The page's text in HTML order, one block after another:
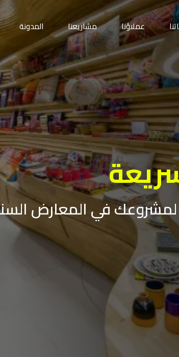
عملاؤنا مشاريعنا المدونة
في المعارض